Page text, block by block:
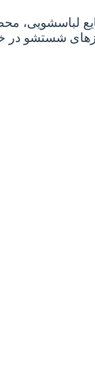
لباسشویی،
شستشو در